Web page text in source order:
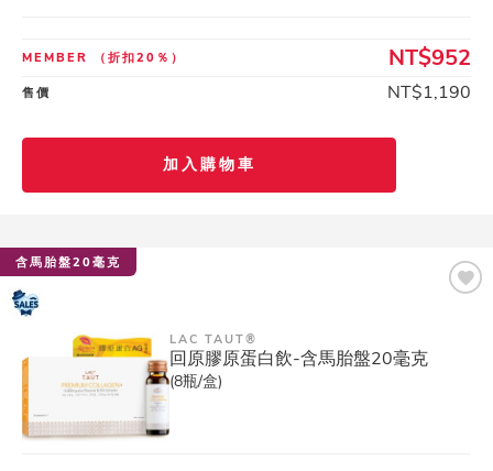
MEMBER （折扣20％） NT$952
售價 NT$1,190
加入購物車
含馬胎盤20毫克
LAC TAUT®
回原膠原蛋白飲-含馬胎盤20毫克
(8瓶/盒)